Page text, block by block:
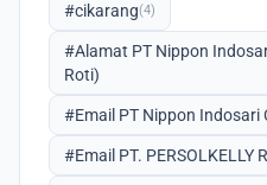
#cikarang(4)
#Alamat PT Nippon
Roti)
#Email PT Nippon Indosari
#Email PT. PERSOLKELLY